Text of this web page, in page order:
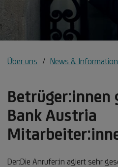
Über uns News &
Betrüger:innen
Bank Austria
Der:Die Anrufer:in agiert sehr